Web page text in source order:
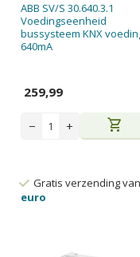
ABB SV/S 30.640.3.1
Voedingseenheid
bussysteem KNX
640mA
259,99
− + shopping_cart
Gratis verzending
euro